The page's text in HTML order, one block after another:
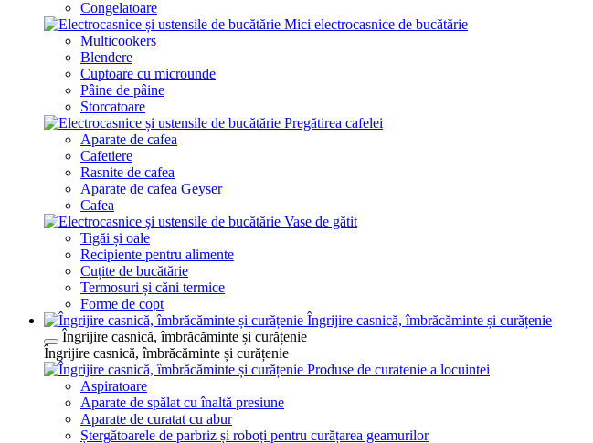
Congelatoare
Mici electrocasnice de bucătărie
Multicookers
Blendere
Cuptoare cu microunde
Pâine de pâine
Storcatoare
Pregătirea cafelei
Aparate de cafea
Cafetiere
Rasnite de cafea
Aparate de cafea Geyser
Cafea
Vase de gătit
Tigăi și oale
Recipiente pentru alimente
Cuțite de bucătărie
Termosuri și căni termice
Forme de copt
Îngrijire casnică, îmbrăcăminte și curățenie
Îngrijire casnică, îmbrăcăminte și curățenie
Îngrijire casnică, îmbrăcăminte și curățenie
Produse de curatenie a locuintei
Aspiratoare
Aparate de spălat cu înaltă presiune
Aparate de curatat cu abur
Ștergătoarele de parbriz și roboți pentru curățarea geamurilor